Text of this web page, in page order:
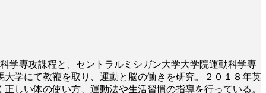
学専攻課程と、セントラルミシガン大学大学院運動科学専
学にて教鞭を取り、運動と脳の働きを研究。２０１８年英
しい体の使い方、運動法や生活習慣の指導を行っている。